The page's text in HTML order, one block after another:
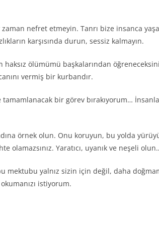
nefret etmeyin. Tanrı bize insanca
karşısında durun, sessiz kalmayın.
haksız ölümümü başkalarından
vermiş bir kurbandır.
bir görev bırakıyorum…
örnek olun. Onu koruyun, bu yolda
olamazsınız. Yaratıcı, uyanık ve neşeli
mektubu yalnız sizin için değil, daha
istiyorum.